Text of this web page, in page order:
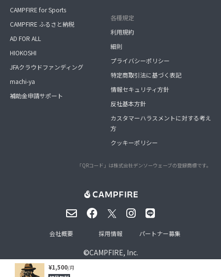
¥1,500/月
CAMPFIRE for Sports
CAMPFIRE ふるさと納税
AD FOR ALL
HIOKOSHI
JFAクラウドファンディング
machi-ya
補助金申請サポート
各種規定
利用規約
細則
プライバシーポリシー
特定商取引法に基づく表記
情報セキュリティ方針
反社基本方針
カスタマーハラスメントに対する考え
方
クッキーポリシー
「QRコード」は株式会社デンソーウェーブの登録商標です。
©CAMPFIRE, Inc.
会社概要 採用情報 パートナー募集